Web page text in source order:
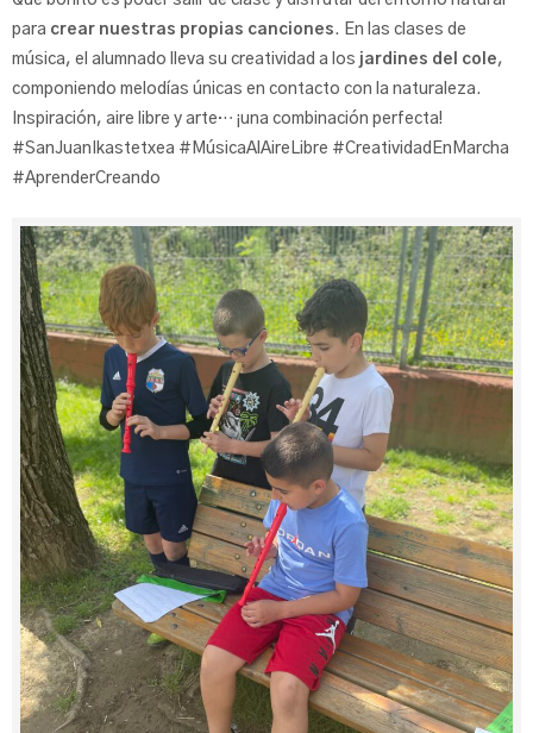
para crear nuestras propias canciones. En las clases de
música, el alumnado lleva su creatividad a los jardines del cole,
componiendo melodías únicas en contacto con la naturaleza.
Inspiración, aire libre y arte… ¡una combinación perfecta!
#SanJuanIkastetxea #MúsicaAlAireLibre #CreatividadEnMarcha
#AprenderCreando